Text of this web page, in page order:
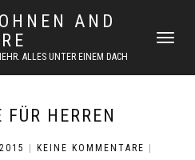
AND
ALLES UNTER EINEM DACH
HERREN
KEINE KOMMENTARE